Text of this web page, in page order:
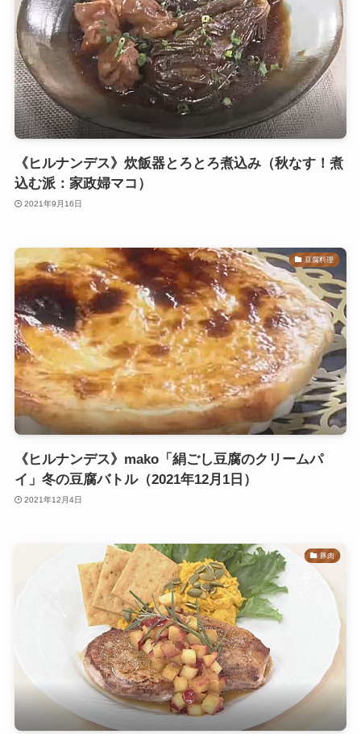
《ヒルナンデス》炊飯器とろとろ煮込み（秋なす！煮
込む派：家政婦マコ）
2021年9月16日
豆腐料理
《ヒルナンデス》mako「絹ごし豆腐のクリームパ
イ」冬の豆腐バトル（2021年12月1日）
2021年12月4日
豚肉